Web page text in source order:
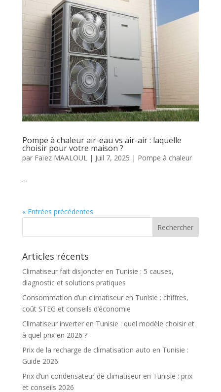
Pompe à chaleur air-eau vs air-air : laquelle
choisir pour votre maison ?
par Faïez MAALOUL| Juil 7, 2025 | Pompe à chaleur
…
« Entrées précédentes
Articles récents
Climatiseur fait disjoncter en Tunisie : 5 causes,
diagnostic et solutions pratiques
Consommation d’un climatiseur en Tunisie : chiffres,
coût STEG et conseils d’économie
Climatiseur inverter en Tunisie : quel modèle choisir et
à quel prix en 2026 ?
Prix de la recharge de climatisation auto en Tunisie :
Guide 2026
Prix d’un condensateur de climatiseur en Tunisie : prix
et conseils 2026